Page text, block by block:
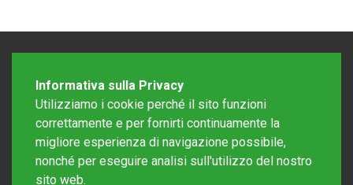
Informativa sulla Privacy
Utilizziamo i cookie perché il sito funzioni
correttamente e per fornirti continuamente la
migliore esperienza di navigazione possibile,
nonché per eseguire analisi sull'utilizzo del nostro
sito web.